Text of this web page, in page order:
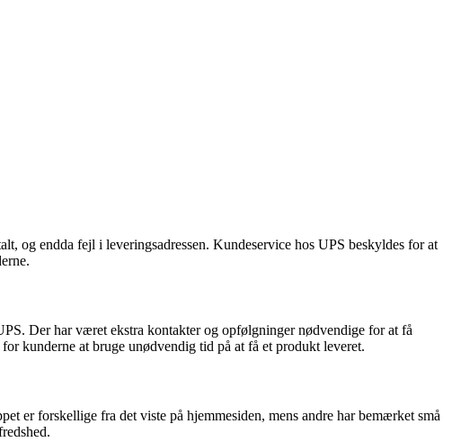
og endda fejl i leveringsadressen. Kundeservice hos UPS beskyldes for at
Der har været ekstra kontakter og opfølgninger nødvendige for at få
kunderne at bruge unødvendig tid på at få et produkt leveret.
er forskellige fra det viste på hjemmesiden, mens andre har bemærket små